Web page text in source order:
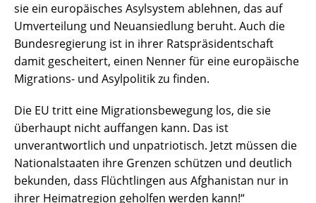
sie ein europäisches Asylsystem ablehnen, das auf
Umverteilung und Neuansiedlung beruht. Auch die
Bundesregierung ist in ihrer Ratspräsidentschaft
damit gescheitert, einen Nenner für eine europäische
Migrations- und Asylpolitik zu finden.
Die EU tritt eine Migrationsbewegung los, die sie
überhaupt nicht auffangen kann. Das ist
unverantwortlich und unpatriotisch. Jetzt müssen die
Nationalstaaten ihre Grenzen schützen und deutlich
bekunden, dass Flüchtlingen aus Afghanistan nur in
ihrer Heimatregion geholfen werden kann!“